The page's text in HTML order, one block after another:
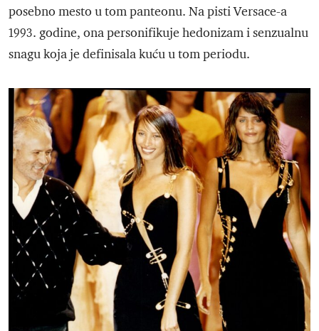
posebno mesto u tom panteonu. Na pisti Versace-a
1993. godine, ona personifikuje hedonizam i senzualnu
snagu koja je definisala kuću u tom periodu.